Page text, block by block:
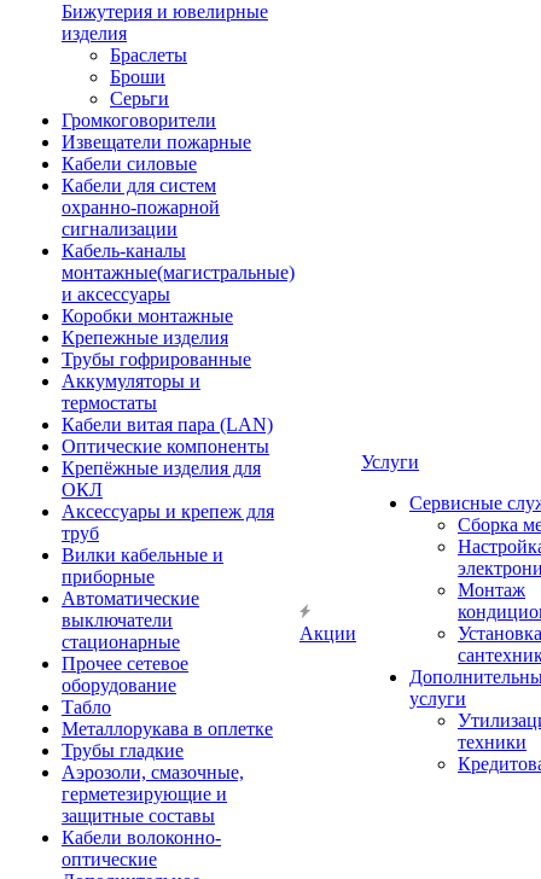
Бижутерия и ювелирные
изделия
Браслеты
Броши
Серьги
Громкоговорители
Извещатели пожарные
Кабели силовые
Кабели для систем
охранно-пожарной
сигнализации
Кабель-каналы
монтажные(магистральные)
и аксессуары
Коробки монтажные
Крепежные изделия
Трубы гофрированные
Аккумуляторы и
термостаты
Кабели витая пара (LAN)
Оптические компоненты
Крепёжные изделия для
ОКЛ
Аксессуары и крепеж для
труб
Вилки кабельные и
приборные
Автоматические
выключатели
стационарные
Прочее сетевое
оборудование
Табло
Металлорукава в оплетке
Трубы гладкие
Аэрозоли, смазочные,
герметезирующие и
защитные составы
Кабели волоконно-
оптические
Акции
Услуги
Сервисные
Сборка
Монтаж
Установка
услуги
техники